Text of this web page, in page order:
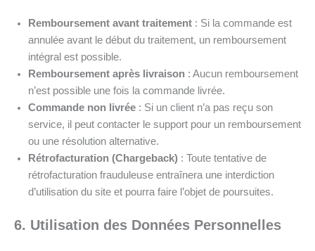
Remboursement avant traitement : Si la commande est
annulée avant le début du traitement, un remboursement
intégral est possible.
Remboursement après livraison : Aucun remboursement
n’est possible une fois la commande livrée.
Commande non livrée : Si un client n’a pas reçu son
service, il peut contacter le support pour un remboursement
ou une résolution alternative.
Rétrofacturation (Chargeback) : Toute tentative de
rétrofacturation frauduleuse entraînera une interdiction
d’utilisation du site et pourra faire l’objet de poursuites.
6. Utilisation des Données Personnelles